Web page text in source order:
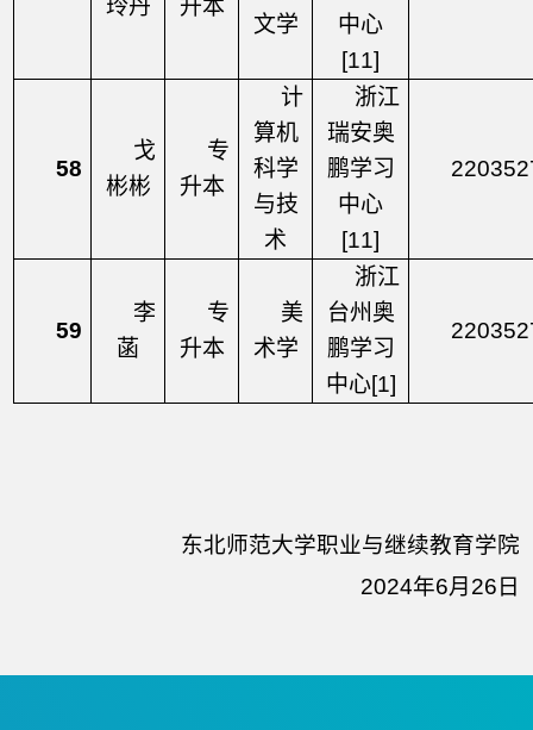
玲丹
升本
文学
中心
[11]
58
戈
彬彬
专
升本
计
算机
科学
与技
术
浙江
瑞安奥
鹏学习
中心
[11]
59
李
菡
专
升本
美
术学
浙江
台州奥
鹏学习
中心[1]
东北师范大学职业与继续教育学院
2024年6月26日